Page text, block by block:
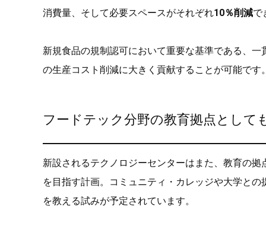
消費量、そして必要スペースがそれぞれ10％削減で
新規食品の規制認可において重要な基準である、
の生産コスト削減に大きく貢献することが可能です
フードテック分野の教育拠点として
新設されるテクノロジーセンターはまた、教育の
を目指す計画。コミュニティ・カレッジや大学と
を教える試みが予定されています。